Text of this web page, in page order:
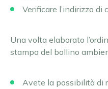
Verificare l’indirizzo di
Una volta elaborato
stampa del bollino
Avete la possibilità di